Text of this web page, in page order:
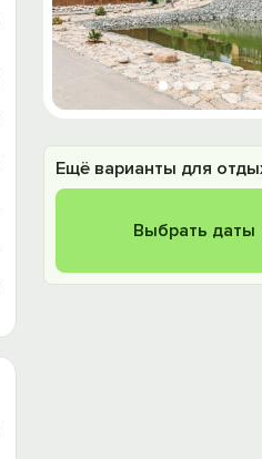
Ещё варианты для
Выбрать даты